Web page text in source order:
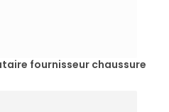
fournisseur chaussure